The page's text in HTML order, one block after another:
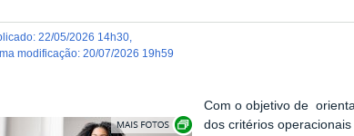
:22/05/2026 14h30
modificação:20/07/2026 19h59
Exibir carrossel de imagens
Com o objetivo de
dos critérios